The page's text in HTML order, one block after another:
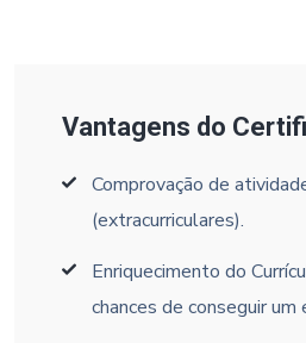
Vantagens do
Comprovação de
(extracurriculares).
Enriquecimento do
chances de conseguir um